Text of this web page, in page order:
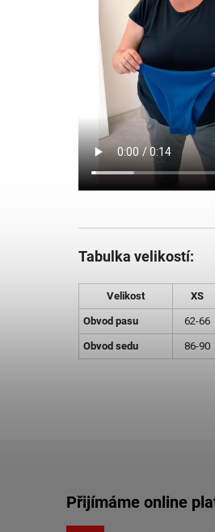
Tabulka velikostí:
Velikost XS
Obvod pasu 62-66
Obvod sedu 86-90
Přijímáme online